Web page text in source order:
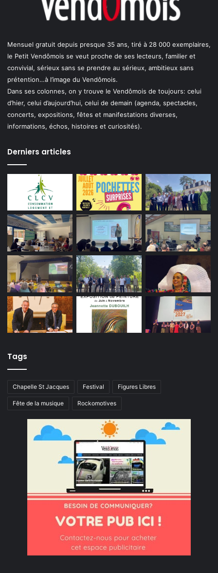
Mensuel gratuit depuis presque 35 ans, tiré à 28 000 exemplaires,
le Petit Vendômois se veut proche de ses lecteurs, familier et
convivial, sérieux sans se prendre au sérieux, ambitieux sans
prétention…à l’image du Vendômois.
Dans ses colonnes, on y trouve le Vendômois de toujours: celui
d’hier, celui d’aujourd’hui, celui de demain (agenda, spectacles,
concerts, expositions, fêtes et manifestations diverses,
informations, échos, histoires et curiosités).
Derniers articles
Tags
Chapelle St Jacques Festival Figures Libres
Fête de la musique Rockomotives